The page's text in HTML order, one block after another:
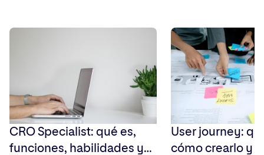
CRO Specialist: qué es,
funciones, habilidades y
User journey:
cómo crearlo y